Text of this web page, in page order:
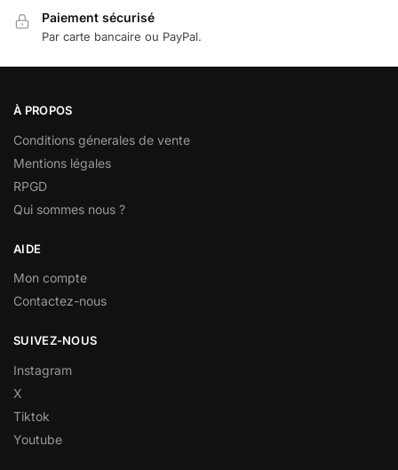
Paiement sécurisé
Par carte bancaire ou PayPal.
À PROPOS
Conditions génerales de vente
Mentions légales
RPGD
Qui sommes nous ?
AIDE
Mon compte
Contactez-nous
SUIVEZ-NOUS
Instagram
X
Tiktok
Youtube